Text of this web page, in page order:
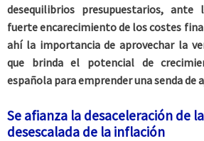
desequilibrios presupuestarios,
fuerte encarecimiento de los costes
ahí la importancia de aprovechar la
que brinda el potencial de
española para emprender una senda de
Se afianza la desaceleración de
desescalada de la inflación